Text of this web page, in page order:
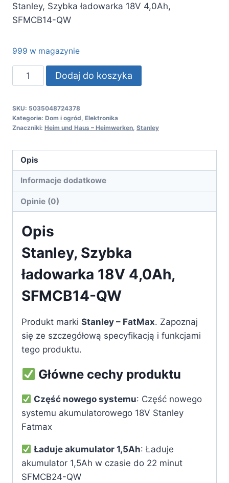
Stanley, Szybka ładowarka 18V 4,0Ah,
SFMCB14-QW
999 w magazynie
ilość
Stanley,
ładowarka
18V
SFMCB14-
QW
Dodaj do koszyka
SKU: 5035048724378
Kategorie: Dom i ogród Elektronika
Znaczniki: Heim und Haus – Heimwerken Stanley
Opis
Informacje dodatkowe
Opinie (0)
Opis
Stanley, Szybka
ładowarka 18V 4,0Ah,
SFMCB14-QW
Produkt marki Stanley – FatMax. Zapoznaj
się ze szczegółową specyfikacją i funkcjami
tego produktu.
Główne cechy produktu
Część nowego systemu: Część nowego
systemu akumulatorowego 18V Stanley
Fatmax
Ładuje akumulator 1,5Ah: Ładuje
akumulator 1,5Ah w czasie do 22 minut
SFMCB24-QW